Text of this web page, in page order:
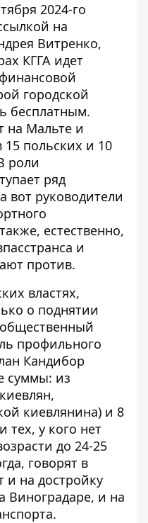
2024-го
на
Витренко,
КГГА идет
городской
бесплатным.
на Мальте и
польских и 10
роли
ряд
вот руководители
естественно,
и
против.
властях,
о поднятии
профильного
Кандибор
суммы: из
киевлянина) и 8
тех, у кого нет
до 24-25
говорят в
и на достройку
Виноградаре, и на